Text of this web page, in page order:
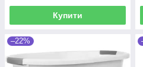
Купити
–22%